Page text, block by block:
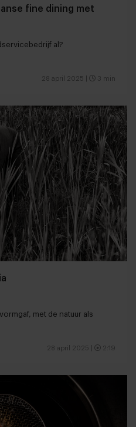
fine dining met
al?
28 april 2025 3 min
met de natuur als
28 april 2025 2:19